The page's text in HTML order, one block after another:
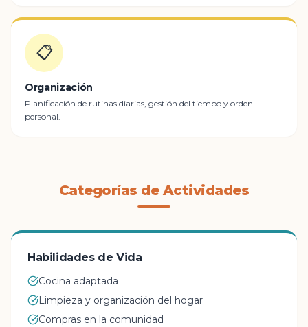
📋
Organización
Planificación de rutinas diarias, gestión del tiempo y orden
personal.
Categorías de Actividades
Habilidades de Vida
Cocina adaptada
Limpieza y organización del hogar
Compras en la comunidad